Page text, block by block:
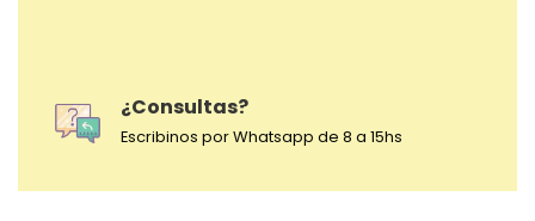
¿Consultas?
Escribinos por Whatsapp de 8 a 15hs